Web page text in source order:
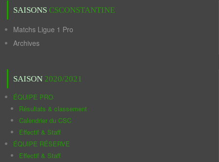
SAISONS CSCONSTANTINE
Matchs Ligue 1 Pro
Archives
SAISON 2020/2021
ÉQUIPE PRO
Résultats & classement
Calendrier du CSC
Effectif & Staff
ÉQUIPE RÉSERVE
Effectif & Staff